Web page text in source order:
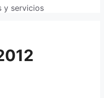
y servicios